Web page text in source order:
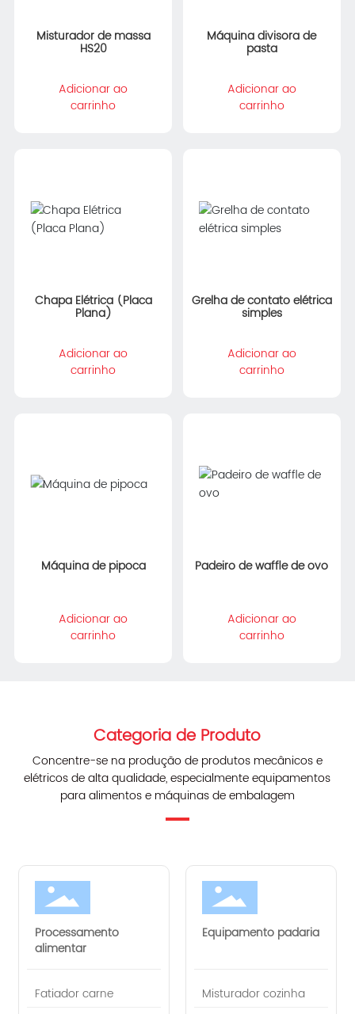
Misturador de massa
HS20
Adicionar ao
carrinho
Máquina divisora de
pasta
Adicionar ao
carrinho
Chapa Elétrica (Placa
Plana)
Adicionar ao
carrinho
Grelha de contato elétrica
simples
Adicionar ao
carrinho
Máquina de pipoca
Adicionar ao
carrinho
Padeiro de waffle de ovo
Adicionar ao
carrinho
Categoria de Produto
Concentre-se na produção de produtos mecânicos e
elétricos de alta qualidade, especialmente equipamentos
para alimentos e máquinas de embalagem
Processamento
alimentar
Fatiador carne
Equipamento padaria
Misturador cozinha